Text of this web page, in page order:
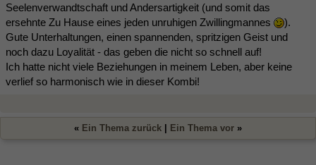
Seelenverwandtschaft und Andersartigkeit (und somit das
ersehnte Zu Hause eines jeden unruhigen Zwillingmannes
).
Gute Unterhaltungen, einen spannenden, spritzigen Geist und
noch dazu Loyalität - das geben die nicht so schnell auf!
Ich hatte nicht viele Beziehungen in meinem Leben, aber keine
verlief so harmonisch wie in dieser Kombi!
« Ein Thema zurück | Ein Thema vor »